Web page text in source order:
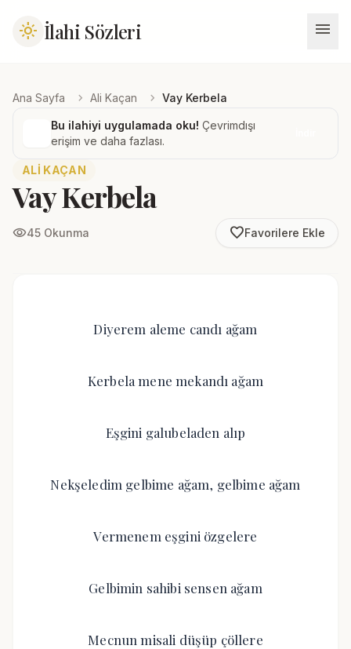
light_mode İlahi Sözleri menu
Ana Sayfa chevron_right Ali Kaçan chevron_right Vay Kerbela
Bu ilahiyi uygulamada oku! Çevrimdışı
erişim ve daha fazlası.
ALI KAÇAN
Vay Kerbela
visibility45 Okunma favorite_borderFavorilere Ekle
Diyerem aleme candı ağam
Kerbela mene mekandı ağam
Eşgini galubeladen alıp
Nekşeledim gelbime ağam, gelbime ağam
Vermenem eşgini özgelere
Gelbimin sahibi sensen ağam
Mecnun misali düşüp çöllere